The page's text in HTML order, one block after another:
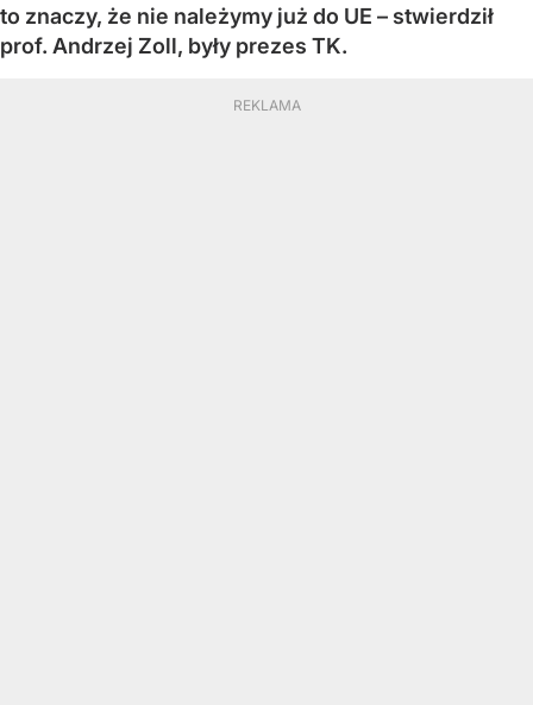
to znaczy, że nie należymy już do UE – stwierdził
prof. Andrzej Zoll, były prezes TK.